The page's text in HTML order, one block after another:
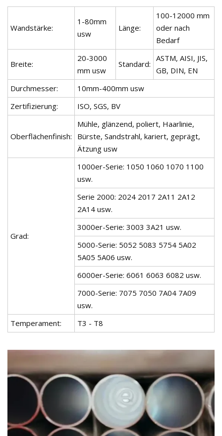
Wandstärke:
1-80mm
usw
Länge:
100-12000 mm
oder nach
Bedarf
Breite:
20-3000
mm usw
Standard:
ASTM, AISI, JIS,
GB, DIN, EN
Durchmesser:
10mm-400mm usw
Zertifizierung:
ISO, SGS, BV
Oberflächenfinish:
Mühle, glänzend, poliert, Haarlinie,
Bürste, Sandstrahl, kariert, geprägt,
Ätzung usw
Grad:
1000er-Serie: 1050 1060 1070 1100
usw.
Serie 2000: 2024 2017 2A11 2A12
2A14 usw.
3000er-Serie: 3003 3A21 usw.
5000-Serie: 5052 5083 5754 5A02
5A05 5A06 usw.
6000er-Serie: 6061 6063 6082 usw.
7000-Serie: 7075 7050 7A04 7A09
usw.
Temperament:
T3 - T8